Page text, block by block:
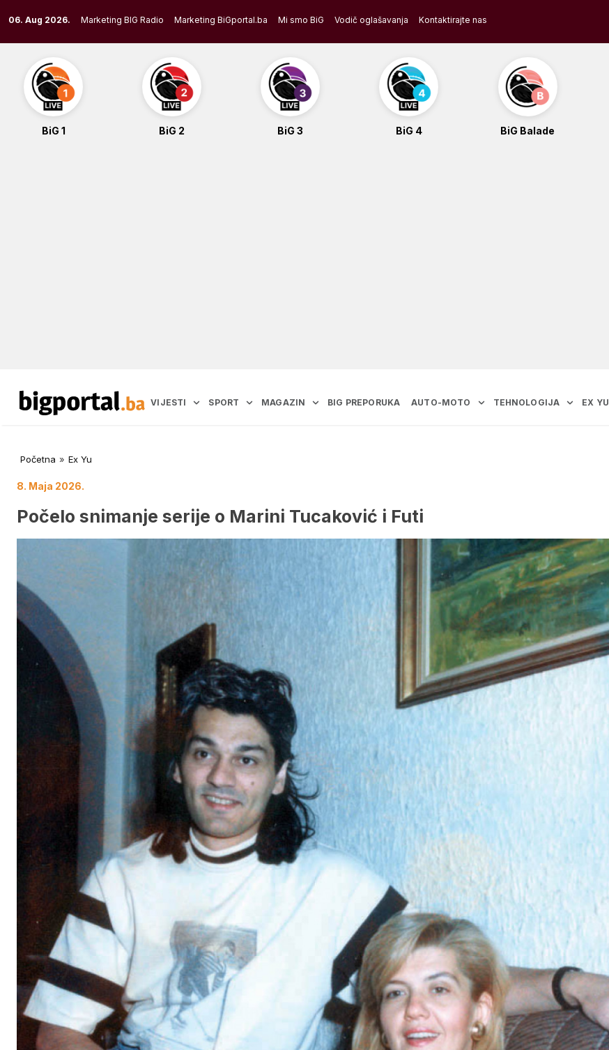
to
content
06. Aug 2026. Marketing BIG Radio Marketing BiGportal.ba Mi smo BiG Vodič oglašavanja Kontaktirajte nas
BiG 1 BiG 2 BiG 3 BiG 4 BiG Balade
VIJESTI SPORT MAGAZIN BIG PREPORUKA AUTO-MOTO TEHNOLOGIJA EX YU
Početna » Ex Yu
8. Maja 2026.
Počelo snimanje serije o Marini Tucaković i Futi